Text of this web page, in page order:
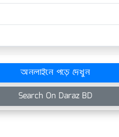
অনলাইনে পড়ে দেখুন
Search On Daraz BD